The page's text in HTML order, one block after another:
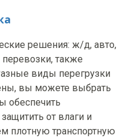
решения: ж/д, авто,
также
виды перегрузки
вы можете выбрать
обеспечить
от влаги и
плотную транспортную